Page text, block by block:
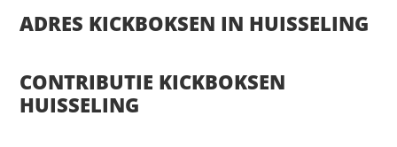
ADRES KICKBOKSEN IN HUISSELING
CONTRIBUTIE KICKBOKSEN
HUISSELING